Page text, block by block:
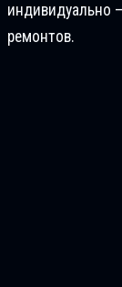
индивидуально
ремонтов.